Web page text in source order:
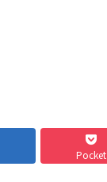
Pocket